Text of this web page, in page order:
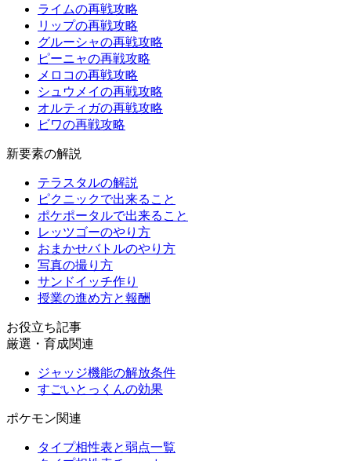
ライムの再戦攻略
リップの再戦攻略
グルーシャの再戦攻略
ピーニャの再戦攻略
メロコの再戦攻略
シュウメイの再戦攻略
オルティガの再戦攻略
ビワの再戦攻略
新要素の解説
テラスタルの解説
ピクニックで出来ること
ポケポータルで出来ること
レッツゴーのやり方
おまかせバトルのやり方
写真の撮り方
サンドイッチ作り
授業の進め方と報酬
お役立ち記事
厳選・育成関連
ジャッジ機能の解放条件
すごいとっくんの効果
ポケモン関連
タイプ相性表と弱点一覧